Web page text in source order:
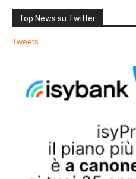
Top News su Twitter
Tweets